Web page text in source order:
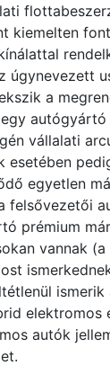
kiemelten
úgynevezett
a
autógyártó
vállalati
esetében
egyetlen
felsővezetői
prémium
vannak
ismerik
elektromos
autók